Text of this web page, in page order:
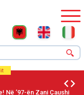
Në ’97-ën Zani Çaushi